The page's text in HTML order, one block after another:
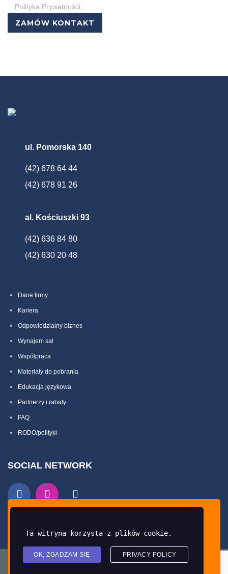
użytkownika.
Moje ustawienia Akceptuję
Polityka Prywatności.
ul. Pomorska 140
(42) 678 64 44
(42) 678 91 26
al. Kościuszki 93
(42) 636 84 80
(42) 630 20 48
Dane firmy
Kariera
Odpowiedzialny biznes
Wynajem sal
Współpraca
Materiały do pobrania
Edukacja językowa
Partnerzy i rabaty
FAQ
RODO/polityki
SOCIAL NETWORK
Ta witryna korzysta z plików cookie.
OK, ZGADZAM SIĘ PRIVACY POLICY